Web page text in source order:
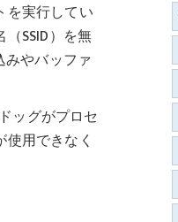
を実行してい
SSID）を無
やバッファ
ッグがプロセ
用できなく